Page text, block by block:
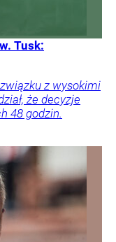
Tusk:
z wysokimi
że decyzje
48 godzin.